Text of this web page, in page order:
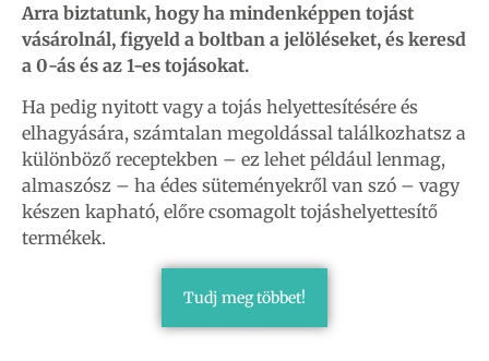
Arra biztatunk, hogy ha mindenképpen tojást
vásárolnál, figyeld a boltban a jelöléseket, és keresd
a 0-ás és az 1-es tojásokat.
Ha pedig nyitott vagy a tojás helyettesítésére és
elhagyására, számtalan megoldással találkozhatsz a
különböző receptekben – ez lehet például lenmag,
almaszósz – ha édes süteményekről van szó – vagy
készen kapható, előre csomagolt tojáshelyettesítő
termékek.
Tudj meg többet!